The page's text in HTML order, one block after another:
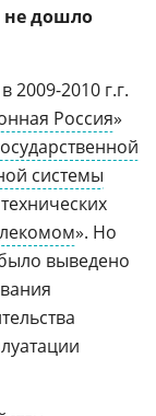
не дошло
2009-2010 г.г.
Россия»
системы
». Но
выведено